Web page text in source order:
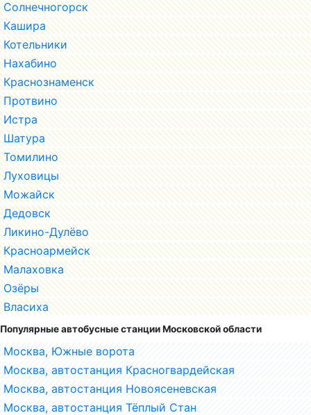
Солнечногорск
Кашира
Котельники
Нахабино
Краснознаменск
Протвино
Истра
Шатура
Томилино
Луховицы
Можайск
Дедовск
Ликино-Дулёво
Красноармейск
Малаховка
Озёры
Власиха
Популярные автобусные станции Московской области
Москва, Южные ворота
Москва, автостанция Красногвардейская
Москва, автостанция Новоясеневская
Москва, автостанция Тёплый Стан